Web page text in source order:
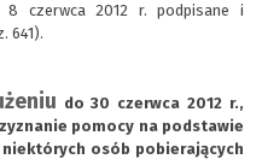
8 czerwca 2012 r. podpisane i
641).
do 30 czerwca 2012 r.,
pomocy na podstawie
osób pobierających